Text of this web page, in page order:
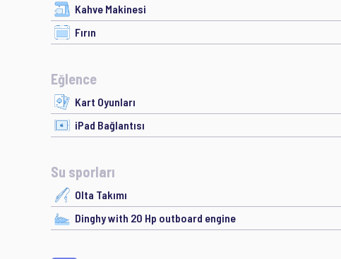
Kahve Makinesi
Fırın
Eğlence
Kart Oyunları
iPad Bağlantısı
Su sporları
Olta Takımı
Dinghy with 20 Hp outboard engine